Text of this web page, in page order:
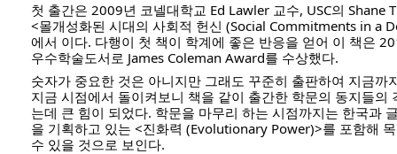
첫 출간은 2009년 코넬대학교 Ed Lawler 교수, USC의 Shane
<몰개성화된 시대의 사회적 헌신 (Social Commitments in a
에서 이다. 다행이 첫 책이 학계에 좋은 반응을 얻어 이 책은
우수학술도서로 James Coleman Award를 수상했다.
숫자가 중요한 것은 아니지만 그래도 꾸준히 출판하여 지금까
지금 시점에서 돌이켜보니 책을 같이 출간한 학문의 동지들의
는데 큰 힘이 되었다. 학문을 마무리 하는 시점까지는 한국과
을 기획하고 있는 <진화력 (Evolutionary Power)>를 포함해
수 있을 것으로 보인다.